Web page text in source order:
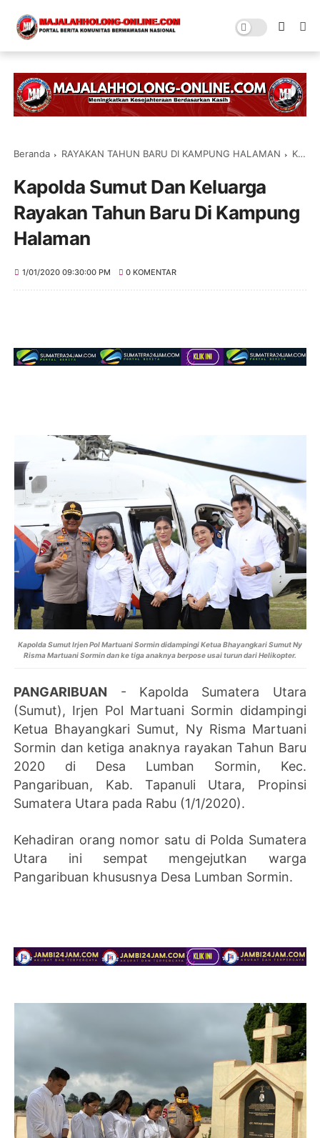
Beranda RAYAKAN TAHUN BARU DI KAMPUNG HALAMAN Kapolda Sumut Dan Keluarga Rayakan Tahun Baru Di Kampung Halaman
Kapolda Sumut Dan Keluarga
Rayakan Tahun Baru Di Kampung
Halaman
1/01/2020 09:30:00 PM 0 KOMENTAR
Kapolda Sumut Irjen Pol Martuani Sormin didampingi Ketua Bhayangkari Sumut Ny
Risma Martuani Sormin dan ke tiga anaknya berpose usai turun dari Helikopter.
PANGARIBUAN - Kapolda Sumatera Utara
(Sumut), Irjen Pol Martuani Sormin didampingi
Ketua Bhayangkari Sumut, Ny Risma Martuani
Sormin dan ketiga anaknya rayakan Tahun Baru
2020 di Desa Lumban Sormin, Kec.
Pangaribuan, Kab. Tapanuli Utara, Propinsi
Sumatera Utara pada Rabu (1/1/2020).
Kehadiran orang nomor satu di Polda Sumatera
Utara ini sempat mengejutkan warga
Pangaribuan khususnya Desa Lumban Sormin.